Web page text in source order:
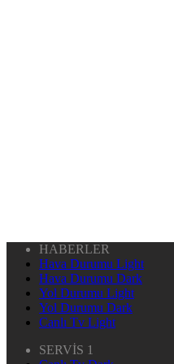
HABERLER
Hava Durumu Light
Hava Durumu Dark
Yol Durumu Light
Yol Durumu Dark
Canlı Tv Light
SERVİS 1